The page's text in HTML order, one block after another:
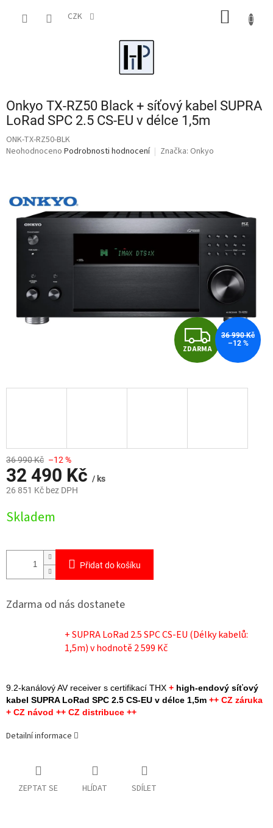
CZK
Onkyo TX-RZ50 Black + síťový kabel SUPRA
LoRad SPC 2.5 CS-EU v délce 1,5m
ONK-TX-RZ50-BLK
Průměrné
0,0
hvězdiček.
Neohodnoceno Podrobnosti hodnocení Značka: Onkyo
Z
D
A
ZDARMA
36 990 Kč
–12 %
36 990 Kč –12 %
32 490 Kč / ks
26 851 Kč bez DPH
cena:
Skladem
Přidat do košíku
Zdarma od nás dostanete
+ SUPRA LoRad 2.5 SPC CS-EU (Délky kabelů:
1,5m)v hodnotě 2 599 Kč
9.2-kanálový AV receiver s certifikací THX + high-endový síťový
kabel SUPRA LoRad SPC 2.5 CS-EU v délce 1,5m ++ CZ záruka
+ CZ návod ++ CZ distribuce ++
Detailní informace
ZEPTAT SE HLÍDAT SDÍLET